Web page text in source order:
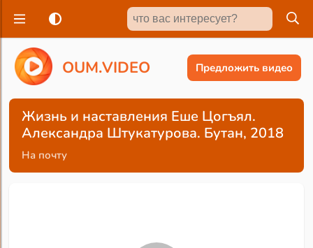
OUM.VIDEO Предложить видео
Жизнь и наставления Еше Цогъял.
Александра Штукатурова. Бутан, 2018
На почту